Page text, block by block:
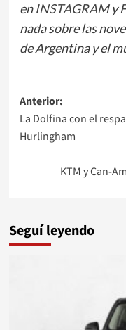
enINSTAGRAMy
nada sobre las
de Argentina y el
Navegación
de
entradas
Anterior:
La Dolfina con el
Hurlingham
KTM y Can-
Seguí leyendo